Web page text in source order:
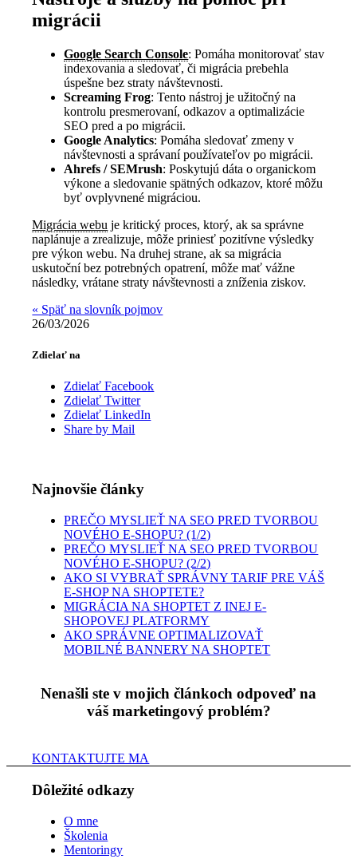
migrácii
Google Search Console: Pomáha monitorovať stav
indexovania a sledovať, či migrácia prebehla
úspešne bez straty návštevnosti.
Screaming Frog: Tento nástroj je užitočný na
kontrolu presmerovaní, odkazov a optimalizácie
SEO pred a po migrácii.
Google Analytics: Pomáha sledovať zmeny v
návštevnosti a správaní používateľov po migrácii.
Ahrefs / SEMrush: Poskytujú dáta o organickom
výkone a sledovanie spätných odkazov, ktoré môžu
byť ovplyvnené migráciou.
Migrácia webu je kritický proces, ktorý, ak sa správne
naplánuje a zrealizuje, môže priniesť pozitívne výsledky
pre výkon webu. Na druhej strane, ak sa migrácia
uskutoční bez potrebných opatrení, môže mať vážne
následky, vrátane straty návštevnosti a zníženia ziskov.
« Späť na slovník pojmov
26/03/2026
Zdielať na
Zdielať Facebook
Zdielať Twitter
Zdielať LinkedIn
Share by Mail
Najnovšie články
PREČO MYSLIEŤ NA SEO PRED TVORBOU
NOVÉHO E-SHOPU? (1/2)
PREČO MYSLIEŤ NA SEO PRED TVORBOU
NOVÉHO E-SHOPU? (2/2)
AKO SI VYBRAŤ SPRÁVNY TARIF PRE VÁŠ
E-SHOP NA SHOPTETE?
MIGRÁCIA NA SHOPTET Z INEJ E-
SHOPOVEJ PLATFORMY
AKO SPRÁVNE OPTIMALIZOVAŤ
MOBILNÉ BANNERY NA SHOPTET
Nenašli ste v mojich článkoch odpoveď na
váš marketingový problém?
KONTAKTUJTE MA
Dôležité odkazy
O mne
Školenia
Mentoringy